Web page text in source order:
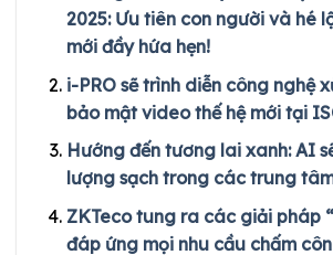
2025: Ưu tiên con người và hé
mới đầy hứa hẹn!
i-PRO sẽ trình diễn công nghệ
bảo mật video thế hệ mới tại
Hướng đến tương lai xanh: AI
lượng sạch trong các trung
ZKTeco tung ra các giải pháp
đáp ứng mọi nhu cầu chấm